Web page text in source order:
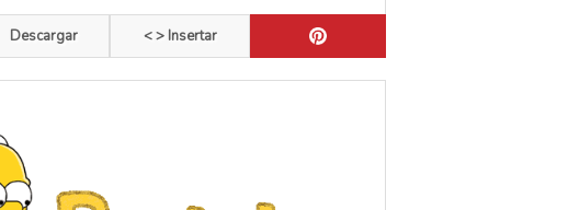
Descargar < > Insertar